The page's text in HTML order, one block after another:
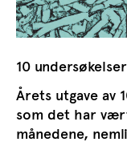
10
Årets utgave av
som det har
månedene,